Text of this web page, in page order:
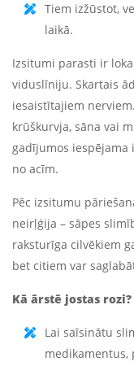
Tiem izžūstot,
laikā.
Izsitumi parasti ir
viduslīniju. Skartais
iesaistītajiem
krūškurvja, sāna vai
gadījumos iespējama
no acīm.
Pēc izsitumu
neirļģija – sāpes
raksturīga cilvēkiem
bet citiem var
Kā ārstē jostas rozi?
Lai saīsinātu
medikamentus,